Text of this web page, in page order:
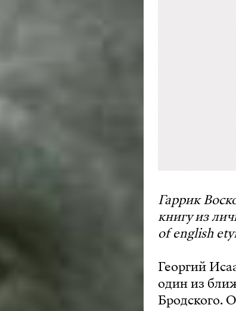
Гаррик
книгу из
of english
Георгий
один из
Бродского.